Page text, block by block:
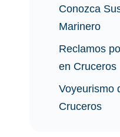
Conozca
Marinero
Reclamos
en Cruceros
Voyeurismo
Cruceros